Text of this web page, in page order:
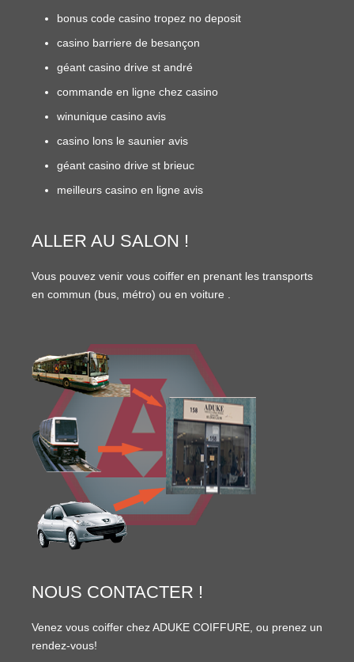
bonus code casino tropez no deposit
casino barriere de besançon
géant casino drive st andré
commande en ligne chez casino
winunique casino avis
casino lons le saunier avis
géant casino drive st brieuc
meilleurs casino en ligne avis
ALLER AU SALON !
Vous pouvez venir vous coiffer en prenant les transports
en commun (bus, métro) ou en voiture .
NOUS CONTACTER !
Venez vous coiffer chez ADUKE COIFFURE, ou prenez un
rendez-vous!